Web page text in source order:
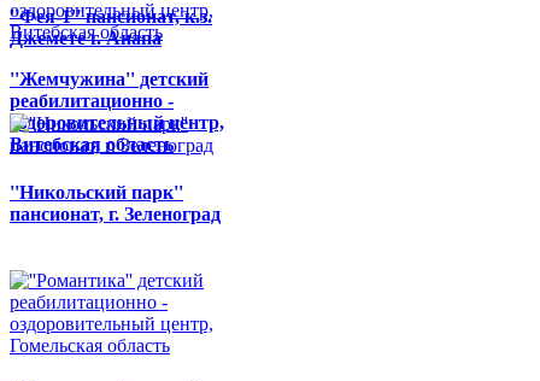
''Фея-1'' пансионат, к.з.
Джемете г. Анапа
''Жемчужина'' детский
реабилитационно -
оздоровительный центр,
Витебская область
''Никольский парк''
пансионат, г. Зеленоград